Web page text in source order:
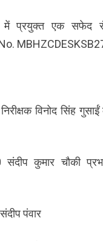
में प्रयुक्त एक सफेद
विनोद सिंह
कुमार चौकी
पंवार